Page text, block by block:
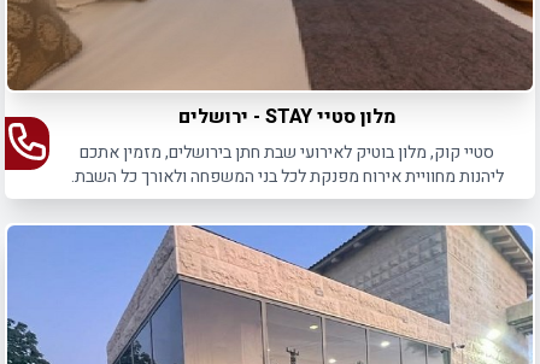
מלון סטיי STAY - ירושלים
סטיי קוק, מלון בוטיק לאירועי שבת חתן בירושלים, מזמין אתכם
ליהנות מחוויית אירוח מפנקת לכל בני המשפחה ולאורך כל השבת.